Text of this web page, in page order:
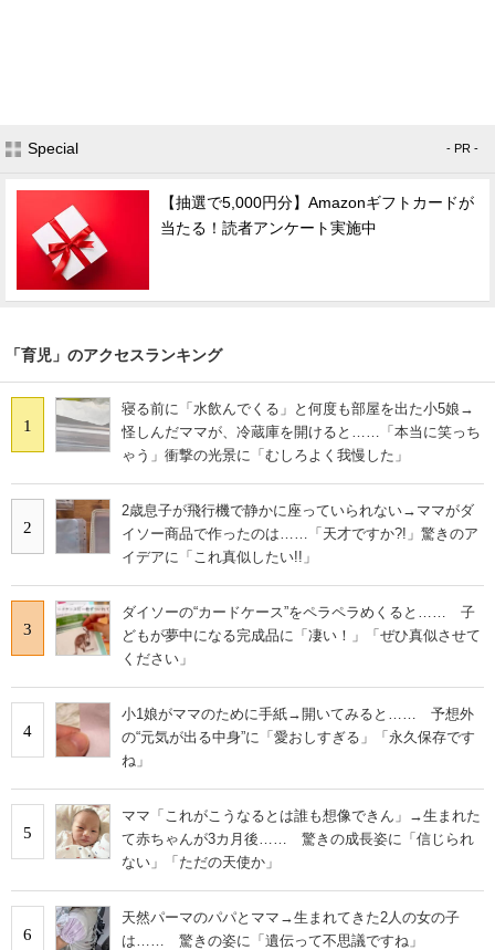
Special - PR -
【抽選で5,000円分】Amazonギフトカードが
当たる！読者アンケート実施中
「育児」のアクセスランキング
1
寝る前に「水飲んでくる」と何度も部屋を出た小5娘→
怪しんだママが、冷蔵庫を開けると……「本当に笑っち
ゃう」衝撃の光景に「むしろよく我慢した」
2
2歳息子が飛行機で静かに座っていられない→ママがダ
イソー商品で作ったのは……「天才ですか?!」驚きのア
イデアに「これ真似したい!!」
3
ダイソーの“カードケース”をペラペラめくると…… 子
どもが夢中になる完成品に「凄い！」「ぜひ真似させて
ください」
4
小1娘がママのために手紙→開いてみると…… 予想外
の“元気が出る中身”に「愛おしすぎる」「永久保存です
ね」
5
ママ「これがこうなるとは誰も想像できん」→生まれた
て赤ちゃんが3カ月後…… 驚きの成長姿に「信じられ
ない」「ただの天使か」
6
天然パーマのパパとママ→生まれてきた2人の女の子
は…… 驚きの姿に「遺伝って不思議ですね」